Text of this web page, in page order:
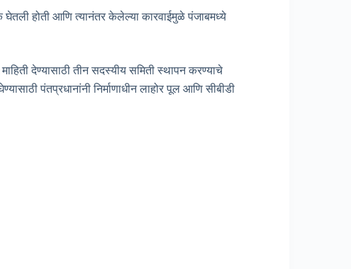
घेतली होती आणि त्यानंतर केलेल्या कारवाईमुळे पंजाबमध्ये
देण्यासाठी तीन सदस्यीय समिती स्थापन करण्याचे
पंतप्रधानांनी निर्माणाधीन लाहोर पूल आणि सीबीडी